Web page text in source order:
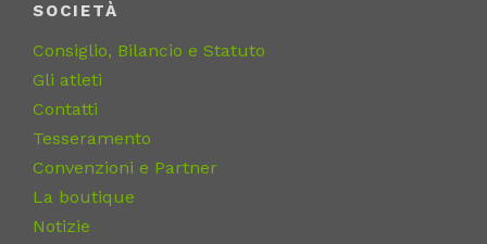
SOCIETÀ
Consiglio, Bilancio e Statuto
Gli atleti
Contatti
Tesseramento
Convenzioni e Partner
La boutique
Notizie